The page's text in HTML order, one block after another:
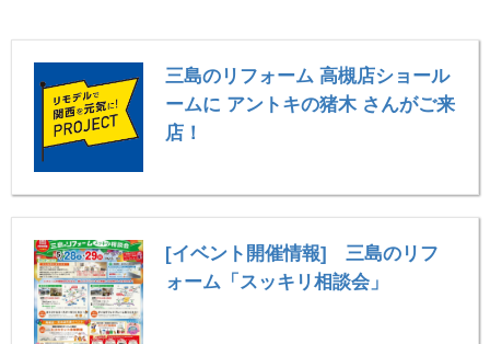
三島のリフォーム 高槻店ショール
ームに アントキの猪木 さんがご来
店！
[イベント開催情報] 三島のリフ
ォーム「スッキリ相談会」